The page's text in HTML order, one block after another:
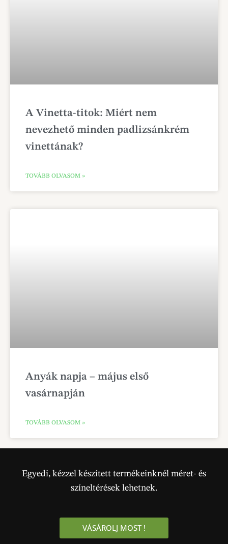
A Vinetta-titok: Miért nem
nevezhető minden padlizsánkrém
vinettának?
TOVÁBB OLVASOM »
Anyák napja – május első
vasárnapján
TOVÁBB OLVASOM »
Egyedi, kézzel készített termékeinknél méret- és
színeltérések lehetnek.
VÁSÁROLJ MOST !